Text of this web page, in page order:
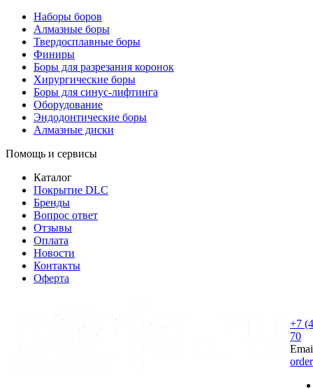
Наборы боров
Алмазные боры
Твердосплавные боры
Финиры
Боры для разрезания коронок
Хирургические боры
Боры для синус-лифтинга
Оборудование
Эндодонтические боры
Алмазные диски
Помощь и сервисы
Каталог
Покрытие DLC
Бренды
Вопрос ответ
Отзывы
Оплата
Новости
Контакты
Оферта
+7
70